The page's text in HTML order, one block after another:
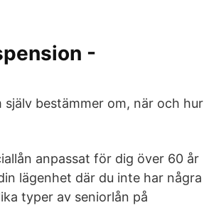
-
bestämmer om, när och hur
anpassat för dig över 60 år
lägenhet där du inte har några
typer av seniorlån på